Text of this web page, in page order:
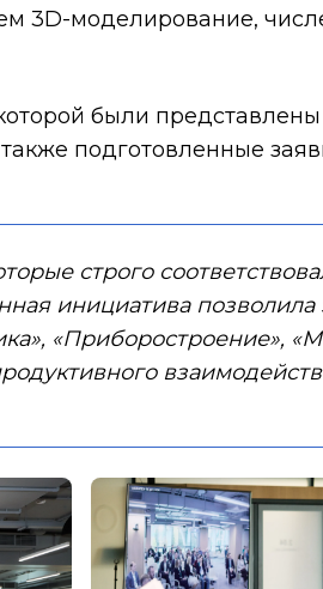
3D-моделирование,
были
подготовленные
строго
инициатива
«Приборостроение»,